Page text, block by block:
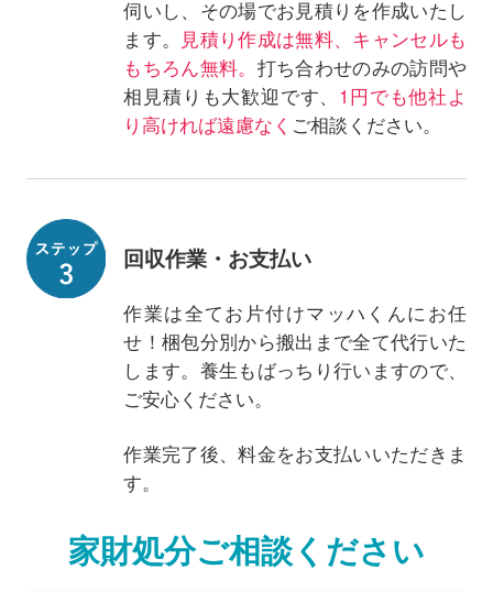
伺いし、その場でお見積りを作成いたし
ます。 見積り作成は無料、キャンセルも
もちろん無料。 打ち合わせのみの訪問や
相見積りも大歓迎です、 1円でも他社よ
り高ければ遠慮なく ご相談ください。
回収作業・お支払い
作業は全てお片付けマッハくんにお任
せ！梱包分別から搬出まで全て代行いた
します。養生もばっちり行いますので、
ご安心ください。
作業完了後、料金をお支払いいただきま
す。
家財処分ご相談ください